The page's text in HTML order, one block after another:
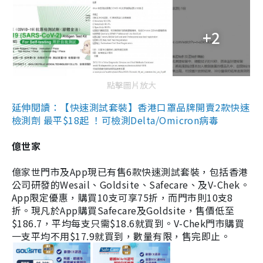
+2
點擊圖片放大
延伸閱讀：【快速測試套裝】香港口罩品牌開賣2款快速
檢測劑 最平$18起 ！可檢測Delta/Omicron病毒
億世家
億家世門市及App現已有售6款快速測試套裝，包括香港
公司研發的Wesail、Goldsite、Safecare、及V-Chek。
App限定優惠，購買10支可享75折，而門市則10支8
折。現凡於App購買Safecare及Goldsite，售價低至
$186.7，平均每支只需$18.6就買到。V-Chek門市購買
一支平均不用$17.9就買到，數量有限，售完即止。